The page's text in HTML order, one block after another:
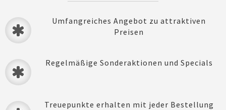
Umfangreiches Angebot zu attraktiven
Preisen
Regelmäßige Sonderaktionen und Specials
Treuepunkte erhalten mit jeder Bestellung